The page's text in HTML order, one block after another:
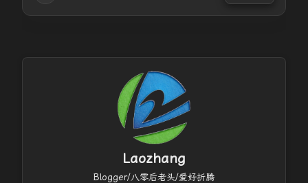
Laozhang
Blogger/八零后老头/爱好折腾